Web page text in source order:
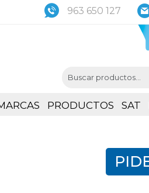
963 650 127
PRODUCTOS SAT